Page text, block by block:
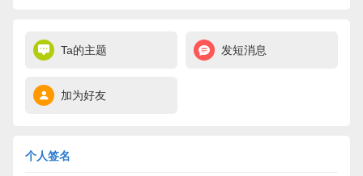
Ta的主题 发短消息
加为好友
个人签名